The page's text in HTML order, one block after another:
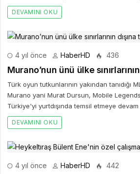
DEVAMINI OKU
4 yıl önce HaberHD 436
Murano’nun ünü ülke
Türk oyun tutkunlarının yakından tanıdığı
Murano yani Murat Dursun, Mobile
Türkiye'yi yurtdışında temsil etmeye devam
DEVAMINI OKU
4 yıl önce HaberHD 442